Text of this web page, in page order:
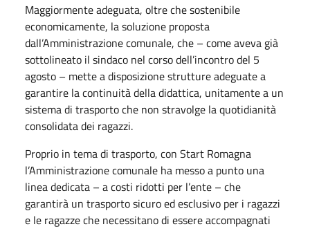
Maggiormente adeguata, oltre che sostenibile
economicamente, la soluzione proposta
dall’Amministrazione comunale, che – come aveva già
sottolineato il sindaco nel corso dell’incontro del 5
agosto – mette a disposizione strutture adeguate a
garantire la continuità della didattica, unitamente a un
sistema di trasporto che non stravolge la quotidianità
consolidata dei ragazzi.
Proprio in tema di trasporto, con Start Romagna
l’Amministrazione comunale ha messo a punto una
linea dedicata – a costi ridotti per l’ente – che
garantirà un trasporto sicuro ed esclusivo per i ragazzi
e le ragazze che necessitano di essere accompagnati